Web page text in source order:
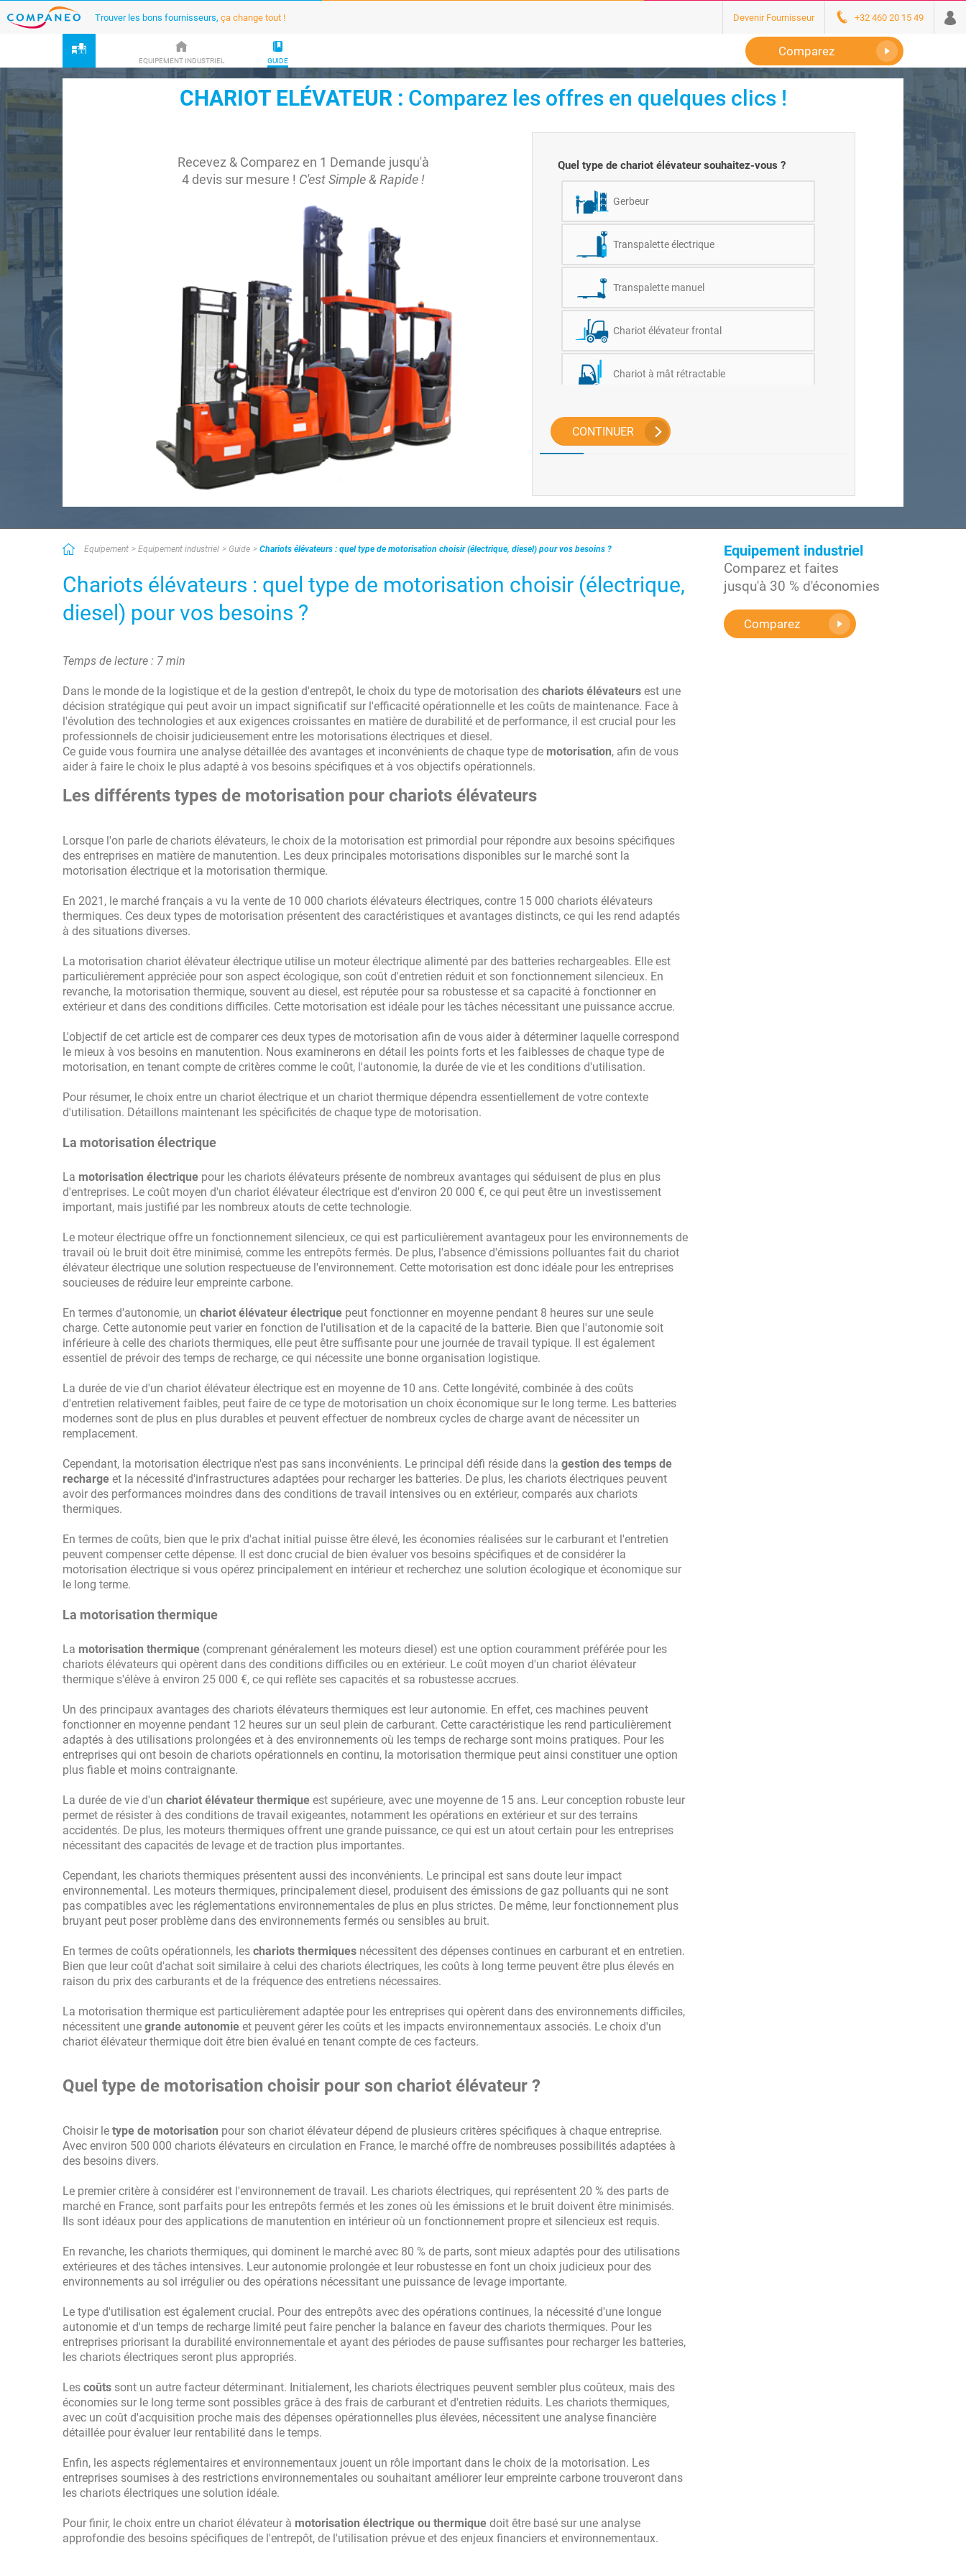
Trouver les bons fournisseurs, ça change tout ! Devenir Fournisseur +32 460 20 15 49
EQUIPEMENT INDUSTRIEL GUIDE
Comparez
CHARIOT ELÉVATEUR : Comparez les offres en quelques clics !
Recevez & Comparez en 1 Demande jusqu'à
4 devis sur mesure ! C'est Simple & Rapide !
Quel type de chariot élévateur souhaitez-vous ?
Gerbeur
Transpalette électrique
Transpalette manuel
Chariot élévateur frontal
Chariot à mât rétractable
Autre / Je ne sais pas, conseillez-moi svp
CONTINUER
Equipement Equipement industriel Guide Chariots élévateurs : quel type de motorisation choisir (électrique, diesel) pour vos besoins ?
Chariots élévateurs : quel type de motorisation choisir (électrique,
diesel) pour vos besoins ?
Temps de lecture : 7 min
Dans le monde de la logistique et de la gestion d'entrepôt, le choix du type de motorisation des chariots élévateurs est une
décision stratégique qui peut avoir un impact significatif sur l'efficacité opérationnelle et les coûts de maintenance. Face à
l'évolution des technologies et aux exigences croissantes en matière de durabilité et de performance, il est crucial pour les
professionnels de choisir judicieusement entre les motorisations électriques et diesel.
Ce guide vous fournira une analyse détaillée des avantages et inconvénients de chaque type de motorisation, afin de vous
aider à faire le choix le plus adapté à vos besoins spécifiques et à vos objectifs opérationnels.
Les différents types de motorisation pour chariots élévateurs
Lorsque l'on parle de chariots élévateurs, le choix de la motorisation est primordial pour répondre aux besoins spécifiques
des entreprises en matière de manutention. Les deux principales motorisations disponibles sur le marché sont la
motorisation électrique et la motorisation thermique.
En 2021, le marché français a vu la vente de 10 000 chariots élévateurs électriques, contre 15 000 chariots élévateurs
thermiques. Ces deux types de motorisation présentent des caractéristiques et avantages distincts, ce qui les rend adaptés
à des situations diverses.
La motorisation chariot élévateur électrique utilise un moteur électrique alimenté par des batteries rechargeables. Elle est
particulièrement appréciée pour son aspect écologique, son coût d'entretien réduit et son fonctionnement silencieux. En
revanche, la motorisation thermique, souvent au diesel, est réputée pour sa robustesse et sa capacité à fonctionner en
extérieur et dans des conditions difficiles. Cette motorisation est idéale pour les tâches nécessitant une puissance accrue.
L'objectif de cet article est de comparer ces deux types de motorisation afin de vous aider à déterminer laquelle correspond
le mieux à vos besoins en manutention. Nous examinerons en détail les points forts et les faiblesses de chaque type de
motorisation, en tenant compte de critères comme le coût, l'autonomie, la durée de vie et les conditions d'utilisation.
Pour résumer, le choix entre un chariot électrique et un chariot thermique dépendra essentiellement de votre contexte
d'utilisation. Détaillons maintenant les spécificités de chaque type de motorisation.
La motorisation électrique
La motorisation électrique pour les chariots élévateurs présente de nombreux avantages qui séduisent de plus en plus
d'entreprises. Le coût moyen d'un chariot élévateur électrique est d'environ 20 000 €, ce qui peut être un investissement
important, mais justifié par les nombreux atouts de cette technologie.
Le moteur électrique offre un fonctionnement silencieux, ce qui est particulièrement avantageux pour les environnements de
travail où le bruit doit être minimisé, comme les entrepôts fermés. De plus, l'absence d'émissions polluantes fait du chariot
élévateur électrique une solution respectueuse de l'environnement. Cette motorisation est donc idéale pour les entreprises
soucieuses de réduire leur empreinte carbone.
En termes d'autonomie, un chariot élévateur électrique peut fonctionner en moyenne pendant 8 heures sur une seule
charge. Cette autonomie peut varier en fonction de l'utilisation et de la capacité de la batterie. Bien que l'autonomie soit
inférieure à celle des chariots thermiques, elle peut être suffisante pour une journée de travail typique. Il est également
essentiel de prévoir des temps de recharge, ce qui nécessite une bonne organisation logistique.
La durée de vie d'un chariot élévateur électrique est en moyenne de 10 ans. Cette longévité, combinée à des coûts
d'entretien relativement faibles, peut faire de ce type de motorisation un choix économique sur le long terme. Les batteries
modernes sont de plus en plus durables et peuvent effectuer de nombreux cycles de charge avant de nécessiter un
remplacement.
Cependant, la motorisation électrique n'est pas sans inconvénients. Le principal défi réside dans la gestion des temps de
recharge et la nécessité d'infrastructures adaptées pour recharger les batteries. De plus, les chariots électriques peuvent
avoir des performances moindres dans des conditions de travail intensives ou en extérieur, comparés aux chariots
thermiques.
En termes de coûts, bien que le prix d'achat initial puisse être élevé, les économies réalisées sur le carburant et l'entretien
peuvent compenser cette dépense. Il est donc crucial de bien évaluer vos besoins spécifiques et de considérer la
motorisation électrique si vous opérez principalement en intérieur et recherchez une solution écologique et économique sur
le long terme.
La motorisation thermique
La motorisation thermique (comprenant généralement les moteurs diesel) est une option couramment préférée pour les
chariots élévateurs qui opèrent dans des conditions difficiles ou en extérieur. Le coût moyen d'un chariot élévateur
thermique s'élève à environ 25 000 €, ce qui reflète ses capacités et sa robustesse accrues.
Un des principaux avantages des chariots élévateurs thermiques est leur autonomie. En effet, ces machines peuvent
fonctionner en moyenne pendant 12 heures sur un seul plein de carburant. Cette caractéristique les rend particulièrement
adaptés à des utilisations prolongées et à des environnements où les temps de recharge sont moins pratiques. Pour les
entreprises qui ont besoin de chariots opérationnels en continu, la motorisation thermique peut ainsi constituer une option
plus fiable et moins contraignante.
La durée de vie d'un chariot élévateur thermique est supérieure, avec une moyenne de 15 ans. Leur conception robuste leur
permet de résister à des conditions de travail exigeantes, notamment les opérations en extérieur et sur des terrains
accidentés. De plus, les moteurs thermiques offrent une grande puissance, ce qui est un atout certain pour les entreprises
nécessitant des capacités de levage et de traction plus importantes.
Cependant, les chariots thermiques présentent aussi des inconvénients. Le principal est sans doute leur impact
environnemental. Les moteurs thermiques, principalement diesel, produisent des émissions de gaz polluants qui ne sont
pas compatibles avec les réglementations environnementales de plus en plus strictes. De même, leur fonctionnement plus
bruyant peut poser problème dans des environnements fermés ou sensibles au bruit.
En termes de coûts opérationnels, les chariots thermiques nécessitent des dépenses continues en carburant et en entretien.
Bien que leur coût d'achat soit similaire à celui des chariots électriques, les coûts à long terme peuvent être plus élevés en
raison du prix des carburants et de la fréquence des entretiens nécessaires.
La motorisation thermique est particulièrement adaptée pour les entreprises qui opèrent dans des environnements difficiles,
nécessitent une grande autonomie et peuvent gérer les coûts et les impacts environnementaux associés. Le choix d'un
chariot élévateur thermique doit être bien évalué en tenant compte de ces facteurs.
Quel type de motorisation choisir pour son chariot élévateur ?
Choisir le type de motorisation pour son chariot élévateur dépend de plusieurs critères spécifiques à chaque entreprise.
Avec environ 500 000 chariots élévateurs en circulation en France, le marché offre de nombreuses possibilités adaptées à
des besoins divers.
Le premier critère à considérer est l'environnement de travail. Les chariots électriques, qui représentent 20 % des parts de
marché en France, sont parfaits pour les entrepôts fermés et les zones où les émissions et le bruit doivent être minimisés.
Ils sont idéaux pour des applications de manutention en intérieur où un fonctionnement propre et silencieux est requis.
En revanche, les chariots thermiques, qui dominent le marché avec 80 % de parts, sont mieux adaptés pour des utilisations
extérieures et des tâches intensives. Leur autonomie prolongée et leur robustesse en font un choix judicieux pour des
environnements au sol irrégulier ou des opérations nécessitant une puissance de levage importante.
Le type d'utilisation est également crucial. Pour des entrepôts avec des opérations continues, la nécessité d'une longue
autonomie et d'un temps de recharge limité peut faire pencher la balance en faveur des chariots thermiques. Pour les
entreprises priorisant la durabilité environnementale et ayant des périodes de pause suffisantes pour recharger les batteries,
les chariots électriques seront plus appropriés.
Les coûts sont un autre facteur déterminant. Initialement, les chariots électriques peuvent sembler plus coûteux, mais des
économies sur le long terme sont possibles grâce à des frais de carburant et d'entretien réduits. Les chariots thermiques,
avec un coût d'acquisition proche mais des dépenses opérationnelles plus élevées, nécessitent une analyse financière
détaillée pour évaluer leur rentabilité dans le temps.
Enfin, les aspects réglementaires et environnementaux jouent un rôle important dans le choix de la motorisation. Les
entreprises soumises à des restrictions environnementales ou souhaitant améliorer leur empreinte carbone trouveront dans
les chariots électriques une solution idéale.
Pour finir, le choix entre un chariot élévateur à motorisation électrique ou thermique doit être basé sur une analyse
approfondie des besoins spécifiques de l'entrepôt, de l'utilisation prévue et des enjeux financiers et environnementaux.
Equipement industriel
Comparez et faites
jusqu'à 30 % d'économies
Comparez